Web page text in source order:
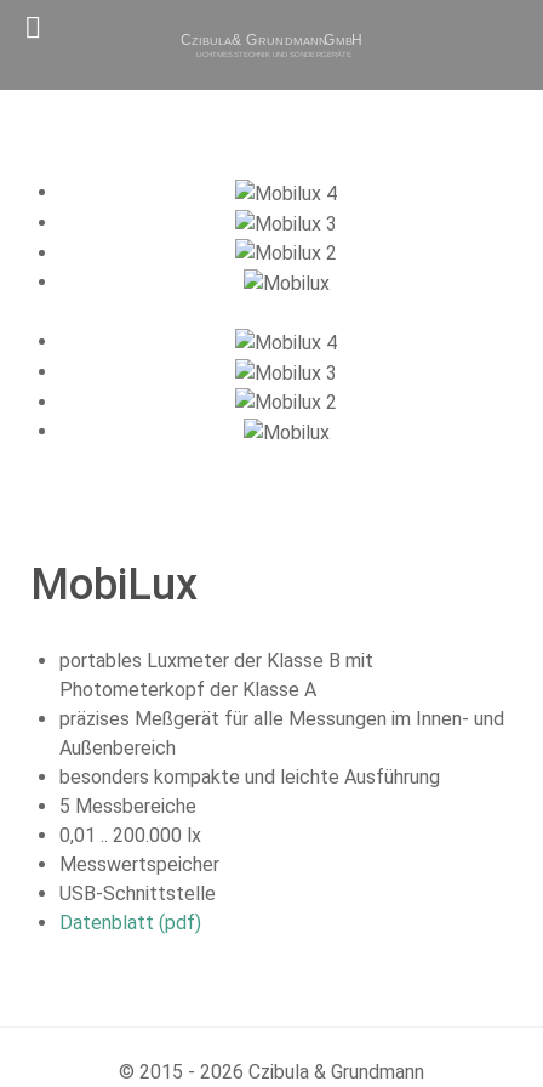
MobiLux
portables Luxmeter der Klasse B mit
Photometerkopf der Klasse A
präzises Meßgerät für alle Messungen im Innen- und
Außenbereich
besonders kompakte und leichte Ausführung
5 Messbereiche
0,01 .. 200.000 lx
Messwertspeicher
USB-Schnittstelle
Datenblatt (pdf)
© 2015 - 2026 Czibula & Grundmann